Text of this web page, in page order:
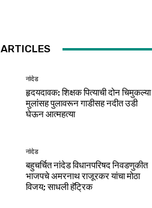
नांदेड
हृदयदावक: शिक्षक पित्याची दोन चिमुकल्या
मुलांसह पुलावरून गाडीसह नदीत उडी
घेऊन आत्महत्या
नांदेड
बहुचर्चित नांदेड विधानपरिषद निवडणुकीत
भाजपचे अमरनाथ राजूरकर यांचा मोठा
विजय; साधली हॅट्रिक